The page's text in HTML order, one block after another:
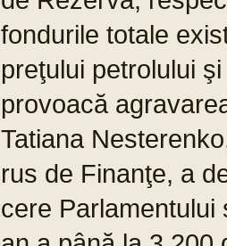
fondurile totale
preţului petrolului
provoacă
Tatiana
rus de Finanţe, a
cere